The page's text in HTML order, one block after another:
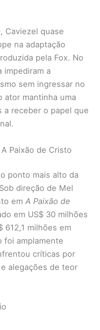
Caviezel quase
na adaptação
pela Fox. No
impediram a
sem ingressar no
ator mantinha uma
a receber o papel que
Paixão de Cristo
ponto mais alto da
direção de Mel
em A Paixão de
em US$ 30 milhões
612,1 milhões em
foi amplamente
críticas por
alegações de teor